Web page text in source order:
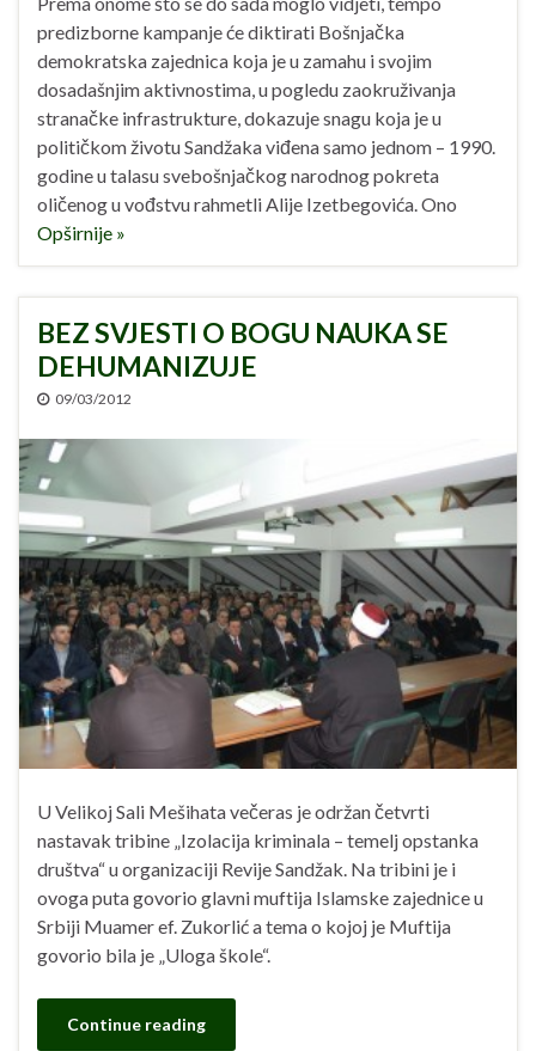
predizborne kampanje će diktirati Bošnjačka
demokratska zajednica koja je u zamahu i svojim
dosadašnjim aktivnostima, u pogledu zaokruživanja
stranačke infrastrukture, dokazuje snagu koja je u
političkom životu Sandžaka viđena samo jednom – 1990.
godine u talasu svebošnjačkog narodnog pokreta
oličenog u vođstvu rahmetli Alije Izetbegovića. Ono
Opširnije »
BEZ SVJESTI O BOGU NAUKA SE
DEHUMANIZUJE
09/03/2012
U Velikoj Sali Mešihata večeras je održan četvrti
nastavak tribine „Izolacija kriminala – temelj opstanka
društva“ u organizaciji Revije Sandžak. Na tribini je i
ovoga puta govorio glavni muftija Islamske zajednice u
Srbiji Muamer ef. Zukorlić a tema o kojoj je Muftija
govorio bila je „Uloga škole“.
Continue reading